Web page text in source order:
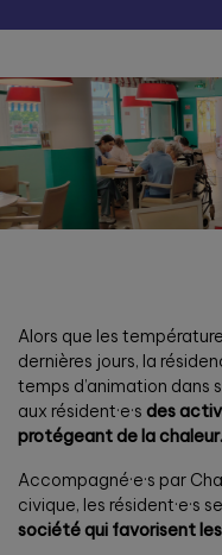
Alors que les
dernières jours, la
temps d’animation dans
aux résident·e·s des
protégeant de la
Accompagné·e·s par
civique, les résident·e·s
société qui favorisent